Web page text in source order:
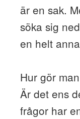
är en sak.
söka sig
en helt
Hur gör
Är det ens
frågor har